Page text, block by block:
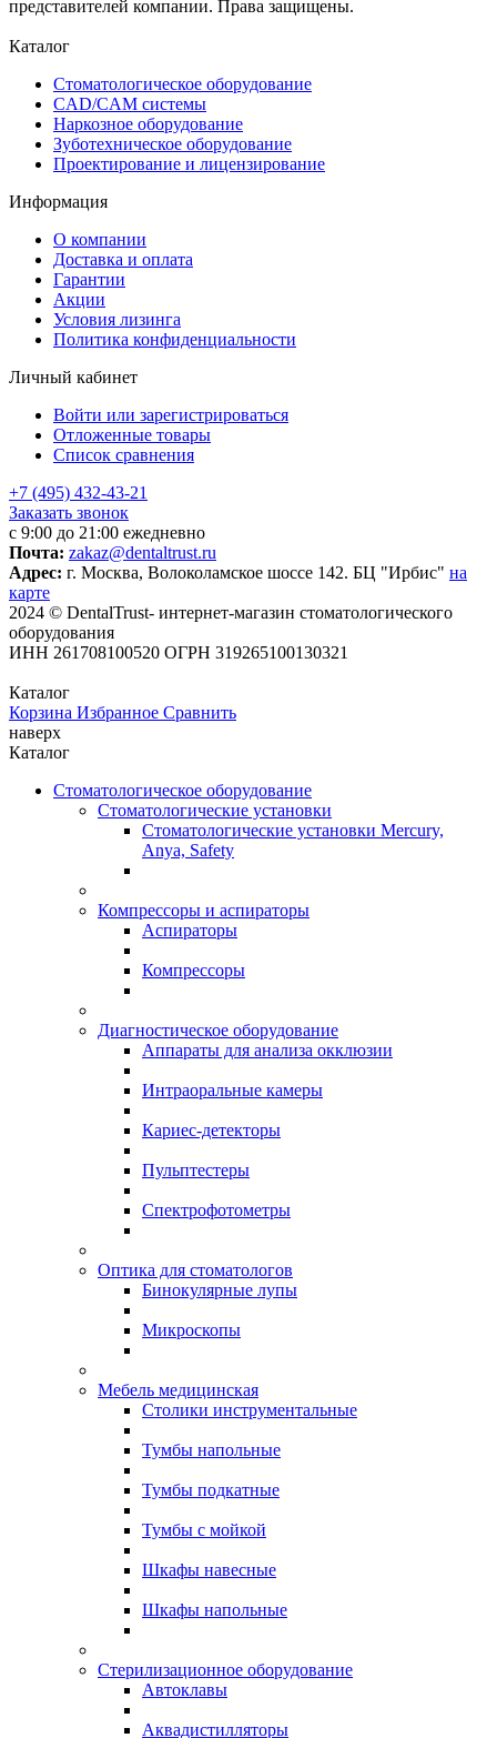
представителей компании. Права защищены.
Каталог
Стоматологическое оборудование
CAD/CAM системы
Наркозное оборудование
Зуботехническое оборудование
Проектирование и лицензирование
Информация
О компании
Доставка и оплата
Гарантии
Акции
Условия лизинга
Политика конфиденциальности
Личный кабинет
Войти или зарегистрироваться
Отложенные товары
Список сравнения
+7 (495) 432-43-21
Заказать звонок
с 9:00 до 21:00 ежедневно
Почта: zakaz@dentaltrust.ru
Адрес: г. Москва, Волоколамское шоссе 142. БЦ "Ирбис" на
карте
2024 © DentalTrust- интернет-магазин стоматологического
оборудования
ИНН 261708100520 ОГРН 319265100130321
Каталог
Корзина Избранное Сравнить
наверх
Каталог
Стоматологическое оборудование
Стоматологические установки
Стоматологические установки Mercury,
Anya, Safety
Компрессоры и аспираторы
Аспираторы
Компрессоры
Диагностическое оборудование
Аппараты для анализа окклюзии
Интраоральные камеры
Кариес-детекторы
Пульптестеры
Спектрофотометры
Оптика для стоматологов
Бинокулярные лупы
Микроскопы
Мебель медицинская
Столики инструментальные
Тумбы напольные
Тумбы подкатные
Тумбы с мойкой
Шкафы навесные
Шкафы напольные
Стерилизационное оборудование
Автоклавы
Аквадистилляторы